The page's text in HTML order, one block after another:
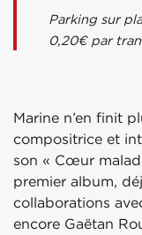
Parking sur
0,20€ par
Marine n’en finit
compositrice et
son « Cœur
premier album,
collaborations
encore Gaëtan